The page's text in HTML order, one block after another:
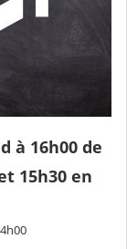
à 16h00 de
15h30 en